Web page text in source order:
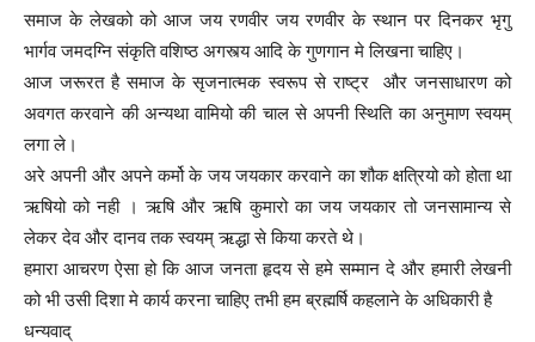
समाज के लेखको को आज जय रणवीर जय रणवीर के स्थान पर दिनकर भृगु
भार्गव जमदग्नि संकृति वशिष्ठ अगस्त्य आदि के गुणगान मे लिखना चाहिए।
आज जरूरत है समाज के सृजनात्मक स्वरूप से राष्ट्र और जनसाधारण को
अवगत करवाने की अन्यथा वामियो की चाल से अपनी स्थिति का अनुमाण स्वयम्
लगा ले।
अरे अपनी और अपने कर्मो के जय जयकार करवाने का शौक क्षत्रियो को होता था
ऋषियो को नही । ऋषि और ऋषि कुमारो का जय जयकार तो जनसामान्य से
लेकर देव और दानव तक स्वयम् ऋद्धा से किया करते थे।
हमारा आचरण ऐसा हो कि आज जनता हृदय से हमे सम्मान दे और हमारी लेखनी
को भी उसी दिशा मे कार्य करना चाहिए तभी हम ब्रह्मर्षि कहलाने के अधिकारी है
धन्यवाद्